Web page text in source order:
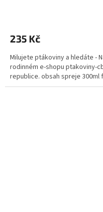
je
z
5
hvězdiček.
235 Kč
Milujete ptákoviny a hledáte -
rodinném e-shopu ptakoviny-
republice. obsah spreje 300ml